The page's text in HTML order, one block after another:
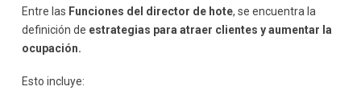
Entre las Funciones del director de hote, se encuentra la
definición de estrategias para atraer clientes y aumentar la
ocupación.
Esto incluye: